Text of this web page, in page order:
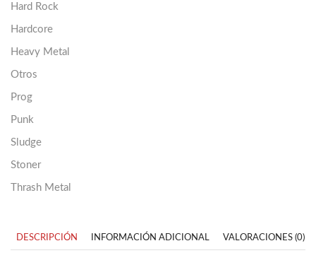
Hard Rock
Hardcore
Heavy Metal
Otros
Prog
Punk
Sludge
Stoner
Thrash Metal
DESCRIPCIÓN INFORMACIÓN ADICIONAL VALORACIONES (0)